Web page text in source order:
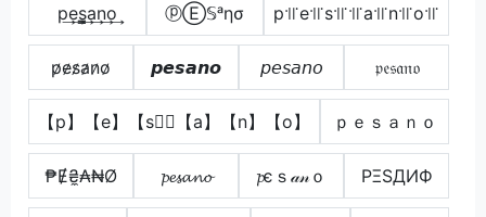
p͢e͢s̳͢a͢n͢o͢ ⓟⒺ𝕊ᵃησ p꜉꜍e꜉꜍s꜉꜍꜉꜍a꜉꜍n꜉꜍o꜉꜍
p̷e̷s̷a̷n̷o̷ 𝙥𝙚𝙨𝙖𝙣𝙤 𝘱𝘦𝘴𝘢𝘯𝘰 𝔭𝔢𝔰𝔞𝔫𝔬
【p】【e】【s】⃣【a】【n】【o】 ｐｅｓａｎｏ
₱Ɇ₴̼₳₦Ø 𝓹𝓮𝓼𝓪𝓷𝓸 𝓹єｓ𝒶𝓃ｏ PΞSДИФ